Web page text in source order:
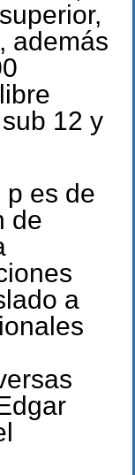
además
12 y
p es de
de
a